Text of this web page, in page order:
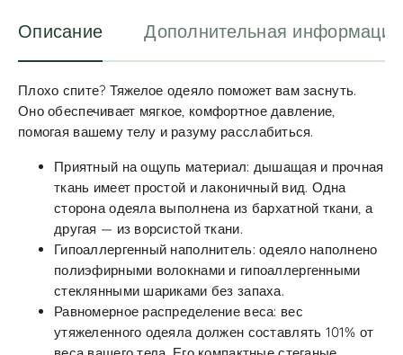
:Описание Дополнительная информация
Плохо спите? Тяжелое одеяло поможет вам заснуть.
Оно обеспечивает мягкое, комфортное давление,
помогая вашему телу и разуму расслабиться.
Приятный на ощупь материал: дышащая и прочная
ткань имеет простой и лаконичный вид. Одна
сторона одеяла выполнена из бархатной ткани, а
другая — из ворсистой ткани.
Гипоаллергенный наполнитель: одеяло наполнено
полиэфирными волокнами и гипоаллергенными
стеклянными шариками без запаха.
Равномерное распределение веса: вес
утяжеленного одеяла должен составлять 101% от